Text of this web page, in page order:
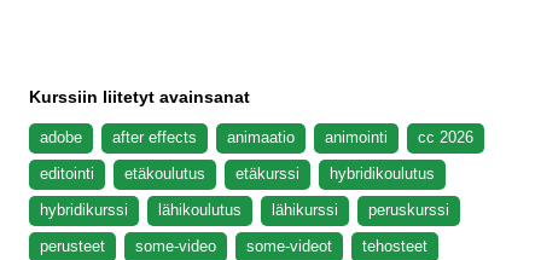
Kurssiin liitetyt avainsanat
adobe after effects animaatio animointi
cc 2026
editointi
etäkoulutus etäkurssi
hybridikoulutus
hybridikurssi
lähikoulutus lähikurssi
peruskurssi
perusteet
some-video some-videot
tehosteet